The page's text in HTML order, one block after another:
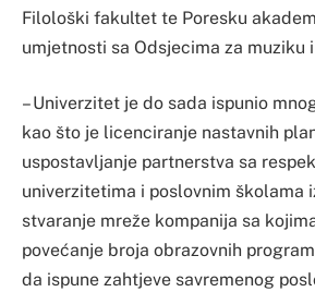
Filološki fakultet te Poresku
umjetnosti sa Odsjecima za muziku
– Univerzitet je do sada ispunio
kao što je licenciranje nastavnih
uspostavljanje partnerstva sa
univerzitetima i poslovnim školama
stvaranje mreže kompanija sa
povećanje broja obrazovnih
da ispune zahtjeve savremenog